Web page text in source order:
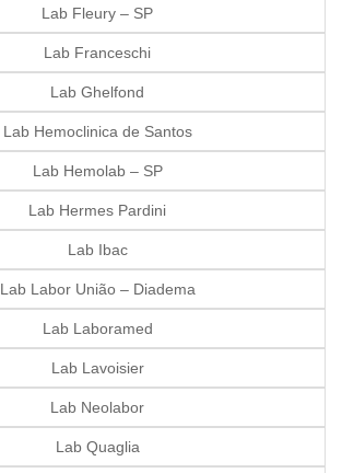
Lab Fleury – SP
Lab Franceschi
Lab Ghelfond
Lab Hemoclinica de Santos
Lab Hemolab – SP
Lab Hermes Pardini
Lab Ibac
Lab Labor União – Diadema
Lab Laboramed
Lab Lavoisier
Lab Neolabor
Lab Quaglia